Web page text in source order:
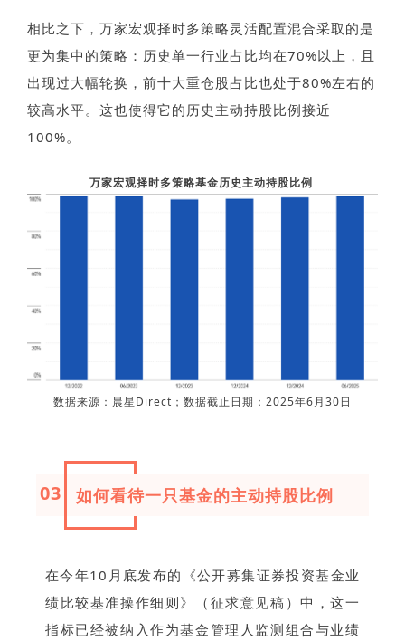
相比之下，万家宏观择时多策略灵活配置混合采取的是
更为集中的策略：历史单一行业占比均在70%以上，且
出现过大幅轮换，前十大重仓股占比也处于80%左右的
较高水平。这也使得它的历史主动持股比例接近
100%。
万家宏观择时多策略基金历史主动持股比例
数据来源：晨星Direct；数据截止日期：2025年6月30日
03 如何看待一只基金的主动持股比例
在今年10月底发布的《公开募集证券投资基金业
绩比较基准操作细则》（征求意见稿）中，这一
指标已经被纳入作为基金管理人监测组合与业绩